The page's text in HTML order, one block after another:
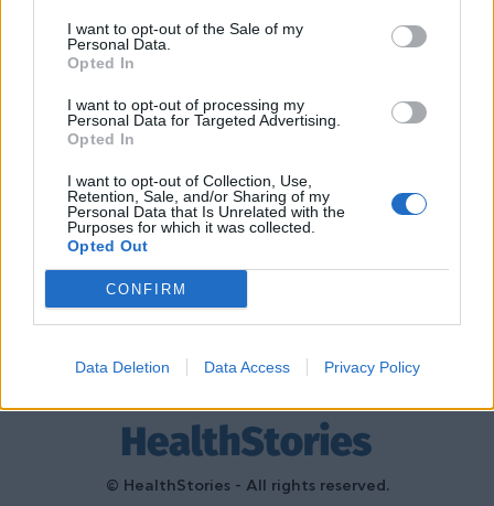
I want to opt-out of the Sale of my
Personal Data.
Opted In
I want to opt-out of processing my
Personal Data for Targeted Advertising.
Opted In
I want to opt-out of Collection, Use,
Retention, Sale, and/or Sharing of my
Personal Data that Is Unrelated with the
Purposes for which it was collected.
Opted Out
CONFIRM
Data Deletion Data Access Privacy Policy
Ωρίων – Σπάνια νοσήματα
συνδέονται με μνημεία που
διαμόρφωσαν την ιστορία και το
27 Φεβρουαρίου 2026
Γεωργιάδης: Πολλαπλά οφέλη από
τη συνεργασία δημοσίου και
ιδιωτικού τομέα
27 Φεβρουαρίου 2026
© HealthStories - All rights reserved.